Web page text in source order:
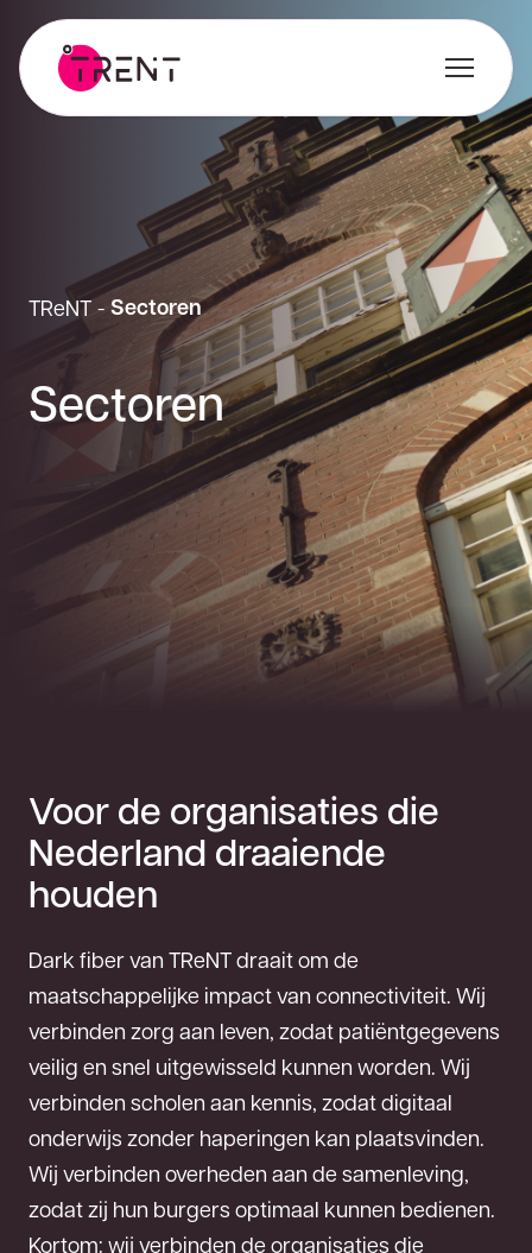
TReNT - Sectoren
Sectoren
Voor de organisaties die
Nederland draaiende
houden
Dark fiber van TReNT draait om de
maatschappelijke impact van connectiviteit. Wij
verbinden zorg aan leven, zodat patiëntgegevens
veilig en snel uitgewisseld kunnen worden. Wij
verbinden scholen aan kennis, zodat digitaal
onderwijs zonder haperingen kan plaatsvinden.
Wij verbinden overheden aan de samenleving,
zodat zij hun burgers optimaal kunnen bedienen.
Kortom: wij verbinden de organisaties die